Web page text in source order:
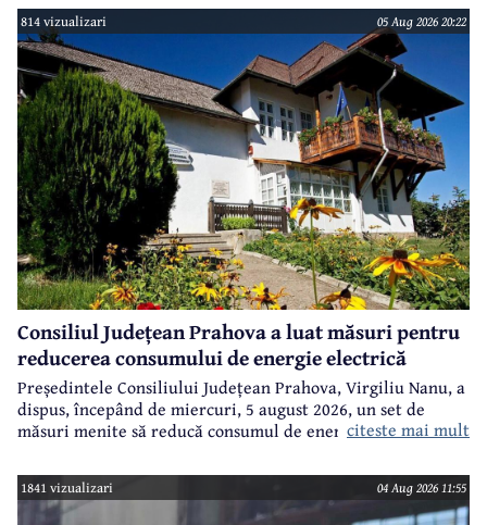
814 vizualizari 05 Aug 2026 20:22
Consiliul Județean Prahova a luat măsuri pentru
reducerea consumului de energie electrică
Președintele Consiliului Județean Prahova, Virgiliu Nanu, a
dispus, începând de miercuri, 5 august 2026, un set de
măsuri menite să reducă consumul de energie electrică în
ca parte a unui demers mai amplu de utilizare responsabilă
a fondurilor publice.
citeste mai mult
1841 vizualizari 04 Aug 2026 11:55